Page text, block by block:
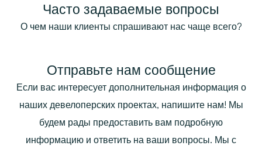
Часто задаваемые вопросы
О чем наши клиенты спрашивают нас чаще всего?
Отправьте нам сообщение
Если вас интересует дополнительная информация о
наших девелоперских проектах, напишите нам! Мы
будем рады предоставить вам подробную
информацию и ответить на ваши вопросы. Мы с